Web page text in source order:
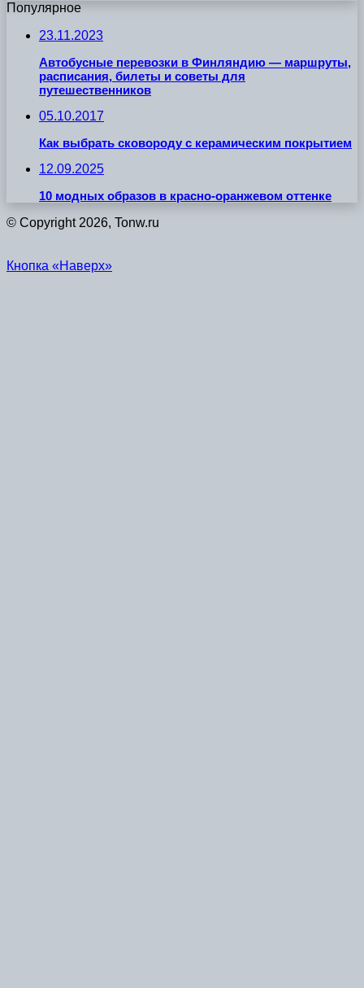
Популярное
23.11.2023
Автобусные перевозки в Финляндию — маршруты,
расписания, билеты и советы для
путешественников
05.10.2017
Как выбрать сковороду с керамическим покрытием
12.09.2025
10 модных образов в красно-оранжевом оттенке
© Copyright 2026, Tonw.ru
Кнопка «Наверх»